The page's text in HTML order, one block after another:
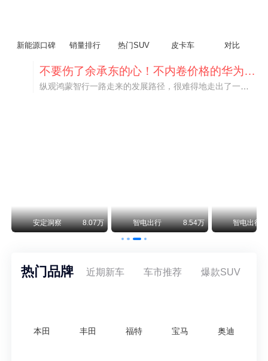
新能源口碑 销量排行 热门SUV 皮卡车 对比
不要伤了余承东的心！不内卷价格的华为，弥足珍贵！
安定洞察 8.07万 智电出行 8.54万 智电出行
热门品牌 近期新车 车市推荐 爆款SUV
本田 丰田 福特 宝马 奥迪